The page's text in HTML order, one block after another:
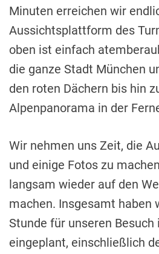
Minuten erreichen wir
Aussichtsplattform des
oben ist einfach
die ganze Stadt München
den roten Dächern bis hin
Alpenpanorama in der
Wir nehmen uns Zeit, die
und einige Fotos zu
langsam wieder auf den
machen. Insgesamt haben
Stunde für unseren
eingeplant, einschließlich